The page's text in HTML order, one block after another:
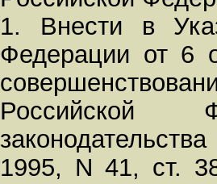
1. Внести в
Федерации от 6
Российской
1995, N 41, ст.